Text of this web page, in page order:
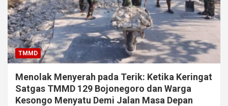
TMMD
Menolak Menyerah pada Terik: Ketika Keringat
Satgas TMMD 129 Bojonegoro dan Warga
Kesongo Menyatu Demi Jalan Masa Depan